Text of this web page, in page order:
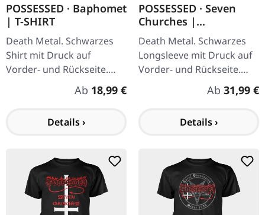
POSSESSED · Baphomet
| T-SHIRT
Death Metal. Schwarzes
Shirt mit Druck auf
Vorder- und Rückseite.
100% Baumwolle.Regulärer Preis:
Ab 18,99 €
Details ›
POSSESSED · Seven
Churches |
LONGSLEEVE
Death Metal. Schwarzes
Longsleeve mit Druck auf
Vorder- und Rückseite.
100% Baumwolle. Das
Debütalbum von
Churches", ist ein…
Regulärer
Ab 31,99 €
Details ›